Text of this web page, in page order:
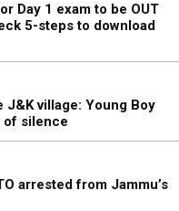
Day 1 exam to be OUT
5-steps to download
village: Young Boy
of silence
arrested from Jammu’s